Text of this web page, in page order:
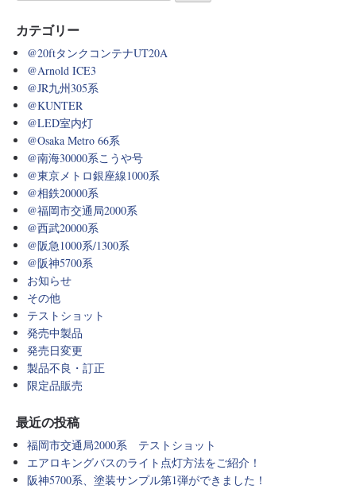
カテゴリー
@20ftタンクコンテナUT20A
@Arnold ICE3
@JR九州305系
@KUNTER
@LED室内灯
@Osaka Metro 66系
@南海30000系こうや号
@東京メトロ銀座線1000系
@相鉄20000系
@福岡市交通局2000系
@西武20000系
@阪急1000系/1300系
@阪神5700系
お知らせ
その他
テストショット
発売中製品
発売日変更
製品不良・訂正
限定品販売
最近の投稿
福岡市交通局2000系 テストショット
エアロキングバスのライト点灯方法をご紹介！
阪神5700系、塗装サンプル第1弾ができました！